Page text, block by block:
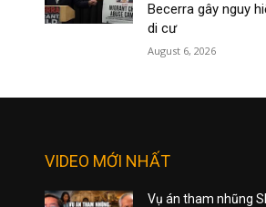
Becerra gây nguy
di cư
August 6, 2026
VIDEO MỚI NHẤT
Vụ án tham nhũng